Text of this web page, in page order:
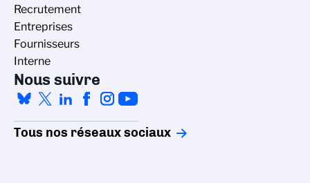
Recrutement
Entreprises
Fournisseurs
Interne
Nous suivre
Tous nos réseaux sociaux